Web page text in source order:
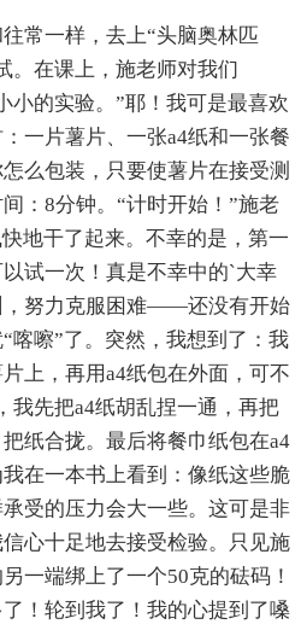
常一样，去上“头脑奥林匹
。在课上，施老师对我们
小的实验。”耶！我可是最喜欢
一片薯片、一张a4纸和一张餐
么包装，只要使薯片在接受测
：8分钟。“计时开始！”施老
地干了起来。不幸的是，第一
试一次！真是不幸中的`大幸
，努力克服困难——还没有开始
喀嚓”了。突然，我想到了：我
上，再用a4纸包在外面，可不
我先把a4纸胡乱捏一通，再把
纸合拢。最后将餐巾纸包在a4
在一本书上看到：像纸这些脆
受的压力会大一些。这可是非
心十足地去接受检验。只见施
一端绑上了一个50克的砝码！
！轮到我了！我的心提到了嗓